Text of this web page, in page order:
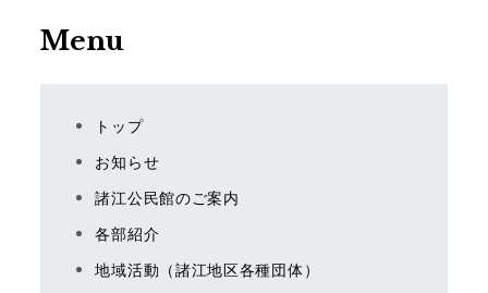
Menu
トップ
お知らせ
諸江公民館のご案内
各部紹介
地域活動（諸江地区各種団体）